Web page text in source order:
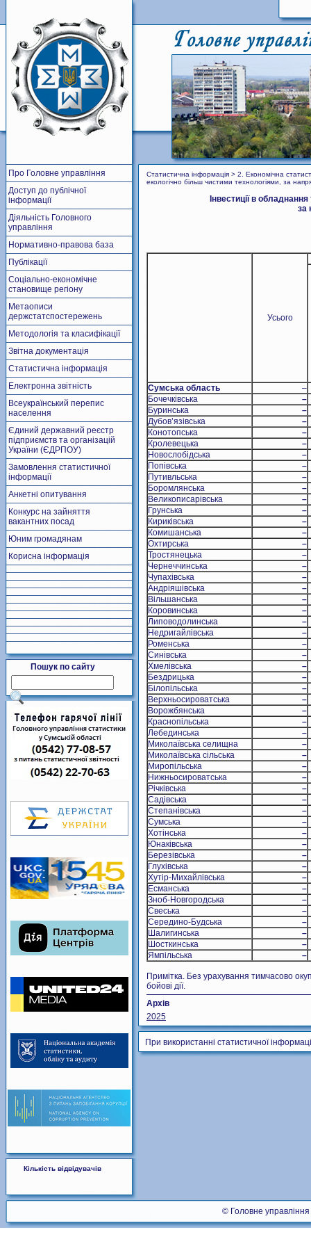
Про Головне управління
Доступ до публічної
інформації
Діяльність Головного
управління
Нормативно-правова база
Публікації
Соціально-економічне
становище регіону
Метаописи
держстатспостережень
Методологія та класифікації
Звітна документація
Статистична інформація
Електронна звітність
Всеукраїнський перепис
населення
Єдиний державний реєстр
підприємств та організацій
України (ЄДРПОУ)
Замовлення статистичної
інформації
Анкетні опитування
Конкурс на зайняття
вакантних посад
Юним громадянам
Корисна інформація
Пошук по сайту
Кількість відвідувачів
Статистична інформація > 2. Економічна
екологічно більш чистими технологіями, за
Інвестиції в
за
Усього
Сумська область
–
Бочечківська
–
Буринська
–
Дубов’язівська
–
Конотопська
–
Кролевецька
–
Новослобідська
–
Попівська
–
Путивльська
–
Боромлянська
–
Великописарівська
–
Грунська
–
Кириківська
–
Комишанська
–
Охтирська
–
Тростянецька
–
Чернеччинська
–
Чупахівська
–
Андріяшівська
–
Вільшанська
–
Коровинська
–
Липоводолинська
–
Недригайлівська
–
Роменська
–
Синівська
–
Хмелівська
–
Бездрицька
–
Білопільська
–
Верхньосироватська
–
Ворожбянська
–
Краснопільська
–
Лебединська
–
Миколаївська селищна
–
Миколаївська сільська
–
Миропільська
–
Нижньосироватська
–
Річківська
–
Садівська
–
Степанівська
–
Сумська
–
Хотінська
–
Юнаківська
–
Березівська
–
Глухівська
–
Хутір-Михайлівська
–
Есманська
–
Зноб-Новгородська
–
Свеська
–
Середино-Будська
–
Шалигинська
–
Шосткинська
–
Ямпільська
–
Примітка. Без урахування тимчасово
бойові дії.
Архів
2025
При використанні статистичної
© Головне управління